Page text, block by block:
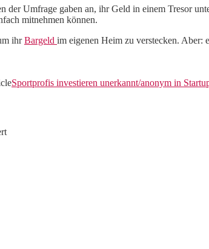
der Umfrage gaben an, ihr Geld in einem Tresor
mitnehmen können.
ihrBargeld im eigenen Heim zu verstecken.
Sportprofis investieren unerkannt/anonym in